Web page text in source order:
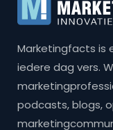
Marketingfacts is
iedere dag vers.
podcasts, blogs,